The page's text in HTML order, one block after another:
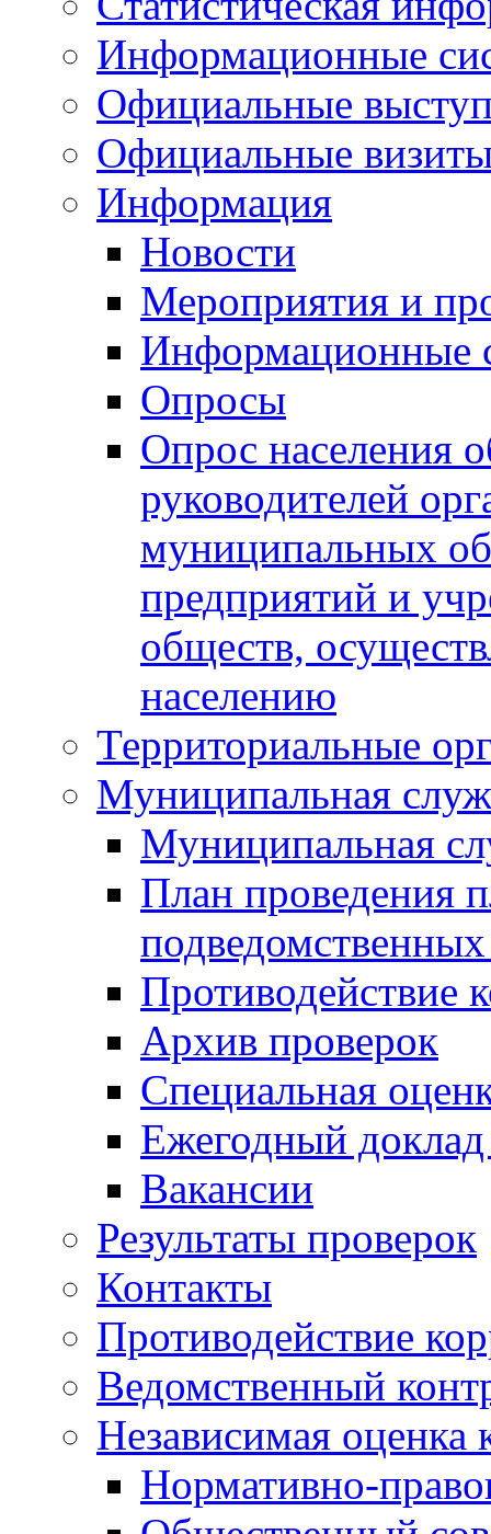
Информационные
Официальные
Официальные
Информация
Новости
Мероприятия и
Информационные
Опросы
Опрос населения
руководителей
муниципальных
предприятий и
обществ,
населению
Территориальные
Муниципальная
Муниципальная
План проведения
Противодействие
Архив проверок
Специальная
Ежегодный
Вакансии
Результаты проверок
Контакты
Противодействие
Ведомственный
Независимая оценка
Нормативно-